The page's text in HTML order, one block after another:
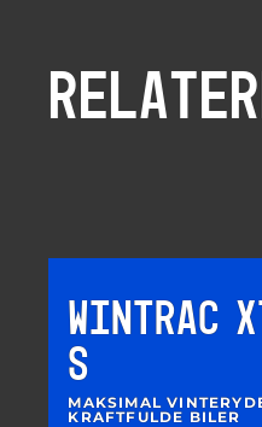
WINTRAC
S
MAKSIMAL
KRAFTFULDE BILER